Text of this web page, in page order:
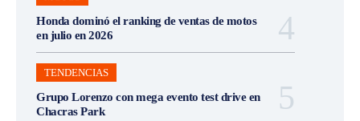
Honda dominó el ranking de ventas de motos
en julio en 2026
TENDENCIAS
Grupo Lorenzo con mega evento test drive en
Chacras Park